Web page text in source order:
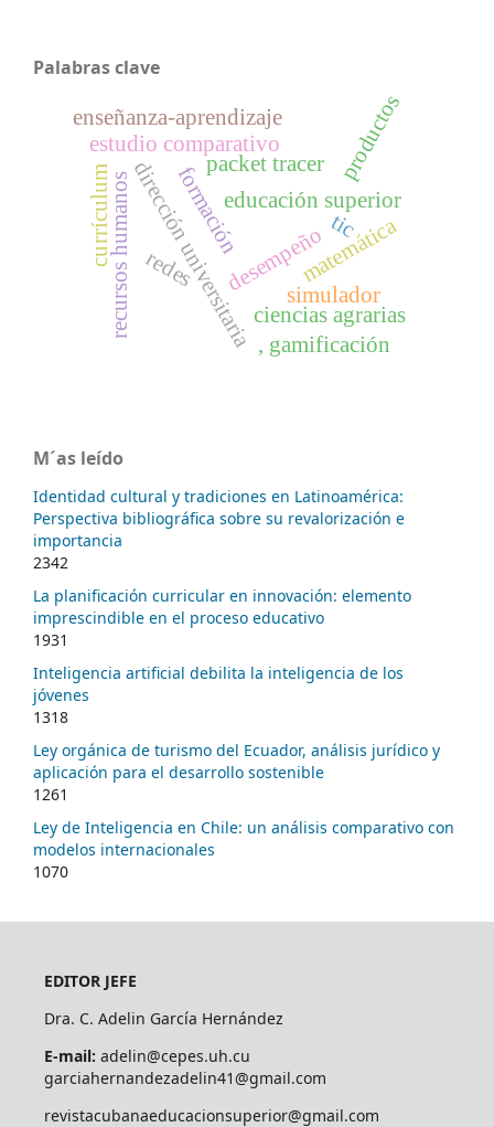
Palabras clave
desempeño
educación superior
formación
dirección universitaria
estudio comparativo
recursos humanos simulador
packet tracer
redes
tic
ciencias agrarias
enseñanza-aprendizaje
matemática
productos
currículum
, gamificación
M´as leído
Identidad cultural y tradiciones en Latinoamérica:
Perspectiva bibliográfica sobre su revalorización e
importancia
2342
La planificación curricular en innovación: elemento
imprescindible en el proceso educativo
1931
Inteligencia artificial debilita la inteligencia de los
jóvenes
1318
Ley orgánica de turismo del Ecuador, análisis jurídico y
aplicación para el desarrollo sostenible
1261
Ley de Inteligencia en Chile: un análisis comparativo con
modelos internacionales
1070
EDITOR JEFE
Dra. C. Adelin García Hernández
E-mail: adelin@cepes.uh.cu
garciahernandezadelin41@gmail.com
revistacubanaeducacionsuperior@gmail.com